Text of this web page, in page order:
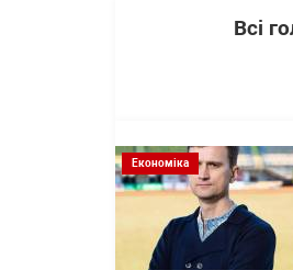
Всі
Економіка